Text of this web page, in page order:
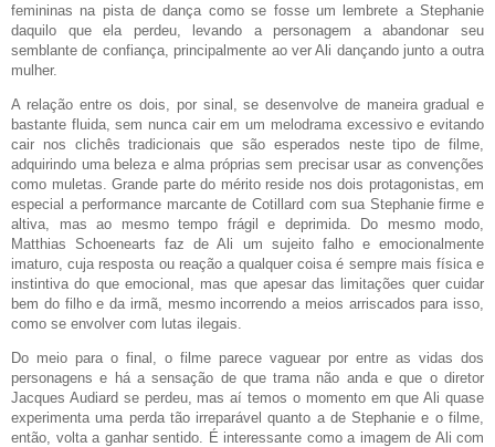
femininas na pista de dança como se fosse um lembrete a Stephanie
daquilo que ela perdeu, levando a personagem a abandonar seu
semblante de confiança, principalmente ao ver Ali dançando junto a outra
mulher.
A relação entre os dois, por sinal, se desenvolve de maneira gradual e
bastante fluida, sem nunca cair em um melodrama excessivo e evitando
cair nos clichês tradicionais que são esperados neste tipo de filme,
adquirindo uma beleza e alma próprias sem precisar usar as convenções
como muletas. Grande parte do mérito reside nos dois protagonistas, em
especial a performance marcante de Cotillard com sua Stephanie firme e
altiva, mas ao mesmo tempo frágil e deprimida. Do mesmo modo,
Matthias Schoenearts faz de Ali um sujeito falho e emocionalmente
imaturo, cuja resposta ou reação a qualquer coisa é sempre mais física e
instintiva do que emocional, mas que apesar das limitações quer cuidar
bem do filho e da irmã, mesmo incorrendo a meios arriscados para isso,
como se envolver com lutas ilegais.
Do meio para o final, o filme parece vaguear por entre as vidas dos
personagens e há a sensação de que trama não anda e que o diretor
Jacques Audiard se perdeu, mas aí temos o momento em que Ali quase
experimenta uma perda tão irreparável quanto a de Stephanie e o filme,
então, volta a ganhar sentido. É interessante como a imagem de Ali com